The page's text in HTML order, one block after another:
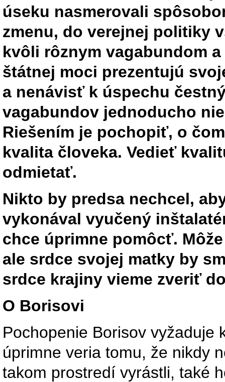
úseku nasmerovali
zmenu, do verejnej politiky
kvôli rôznym vagabundom
štátnej moci prezentujú
a nenávisť k úspechu
vagabundov jednoducho
Riešením je pochopiť, o
kvalita človeka. Vedieť
odmietať.
Nikto by predsa nechcel,
vykonával vyučený
chce úprimne pomôcť.
ale srdce svojej matky by
srdce krajiny vieme zveriť
O Borisovi
Pochopenie Borisov vyžaduje
úprimne veria tomu, že nikdy
takom prostredí vyrástli, také